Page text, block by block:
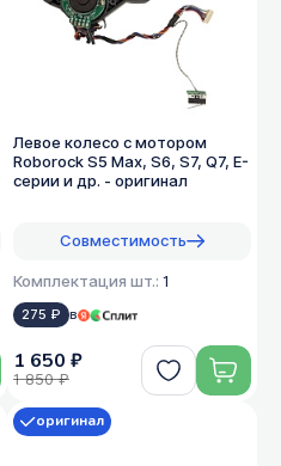
Левое колесо с мотором
Roborock S5 Max, S6, S7, Q7, E-
серии и др. - оригинал
Совместимость
Комплектация шт.: 1
275 ₽ в
1 650 ₽
1 850 ₽
оригинал